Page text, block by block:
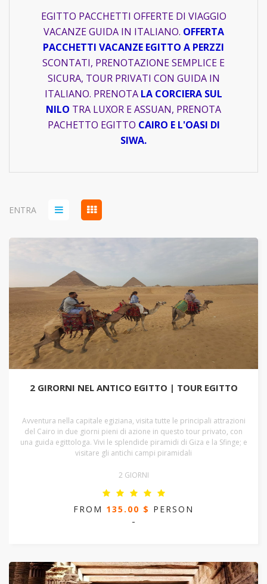
EGITTO PACCHETTI OFFERTE DI VIAGGIO
VACANZE GUIDA IN ITALIANO. OFFERTA
PACCHETTI VACANZE EGITTO A PERZZI
SCONTATI, PRENOTAZIONE SEMPLICE E
SICURA, TOUR PRIVATI CON GUIDA IN
ITALIANO. PRENOTA LA CORCIERA SUL
NILO TRA LUXOR E ASSUAN, PRENOTA
PACHETTO EGITTO CAIRO E L'OASI DI
SIWA.
ENTRA
2 GIRORNI NEL ANTICO EGITTO | TOUR EGITTO
Avventura nella capitale egiziana, visita tutte le principali attrazioni
del Cairo in due giorni pieni di azione in questo tour privato, con
una guida egittologa. Vivi le splendide piramidi di Giza e la Sfinge; e
visitare gli antichi campi piramidali
2 GIORNI
FROM 135.00 $ PERSON
-